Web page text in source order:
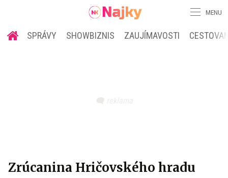
MENU
SPRÁVY SHOWBIZNIS ZAUJÍMAVOSTI
Zrúcanina Hričovského hradu